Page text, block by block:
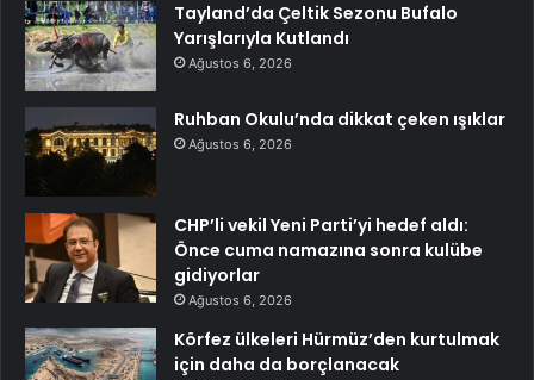
Tayland’da Çeltik Sezonu Bufalo
Yarışlarıyla Kutlandı
Ağustos 6, 2026
Ruhban Okulu’nda dikkat çeken ışıklar
Ağustos 6, 2026
CHP’li vekil Yeni Parti’yi hedef aldı:
Önce cuma namazına sonra kulübe
gidiyorlar
Ağustos 6, 2026
Körfez ülkeleri Hürmüz’den kurtulmak
için daha da borçlanacak